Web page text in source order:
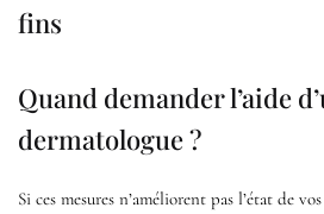
fins
Quand demander l’aide
dermatologue ?
Si ces mesures n’améliorent pas l’état de